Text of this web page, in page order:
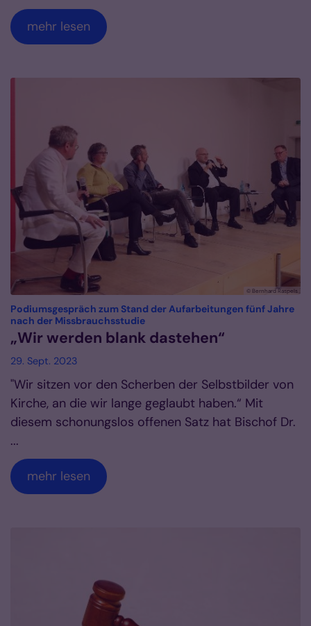
mehr lesen
© Bernhard Raspels
Podiumsgespräch zum Stand der Aufarbeitungen fünf Jahre
nach der Missbrauchsstudie:
„Wir werden blank dastehen“
29. Sept. 2023
"Wir sitzen vor den Scherben der Selbstbilder von
Kirche, an die wir lange geglaubt haben.“ Mit
diesem schonungslos offenen Satz hat Bischof Dr.
...
mehr lesen